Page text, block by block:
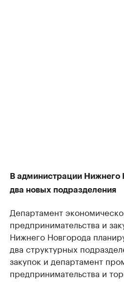
В администрации Нижнего
два новых подразделения
Департамент
предпринимательства и
Нижнего Новгорода
два структурных
закупок и департамент
предпринимательства и